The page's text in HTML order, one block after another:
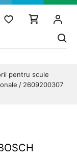
pentru scule
2609200307